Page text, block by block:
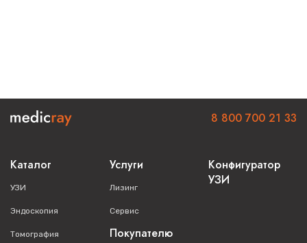
Каталог
УЗИ
Эндоскопия
Томография
Услуги
Лизинг
Сервис
Покупателю
Конфигуратор
УЗИ
8 800 700 21 33